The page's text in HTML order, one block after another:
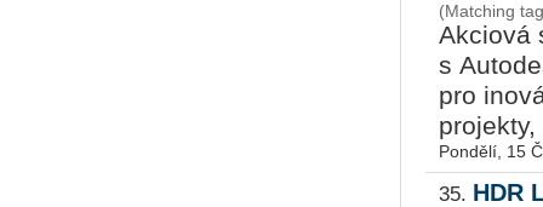
(Matching
Akciová
s
pro
Pondělí, 15
35. HDR